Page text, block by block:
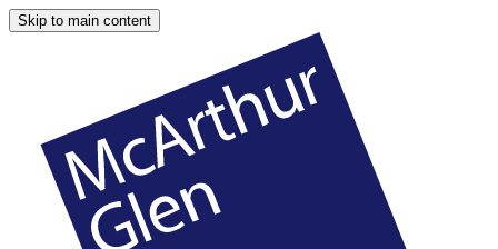
Skip to main content